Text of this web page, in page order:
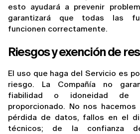
esto ayudará a prevenir
garantizará que todas las
funcionen correctamente.
Riesgos y exención de
El uso que haga del Servicio es
riesgo. La Compañía no
fiabilidad o idoneidad de
proporcionado. No nos
pérdida de datos, fallos en el
técnicos; de la confianza